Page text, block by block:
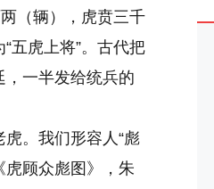
（辆），虎贲三千
五虎上将”。古代把
，一半发给统兵的
虎。我们形容人“彪
顾众彪图》，朱